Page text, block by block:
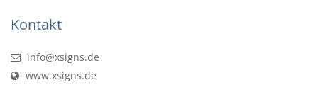
Kontakt
info@xsigns.de
www.xsigns.de